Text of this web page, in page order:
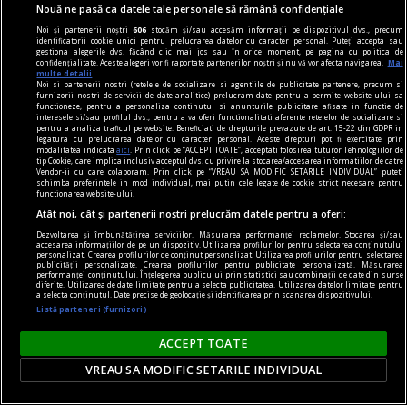
Lech Walesa, din istorie și din prezent
Stocul pare limitat, istoria continuă.
Mihaela SIMINA
prezentul discontinuu
Misterul voiniciei
„Strîmbă-Lemne” nu are, după cum se vede, o
Nouă ne pasă ca datele tale personale să rămână confidențiale
Noi și partenerii noștri606 stocăm și/sau accesăm informații pe dispozitivul dvs., precum
identificatorii cookie unici pentru prelucrarea datelor cu caracter personal. Puteți accepta sau
gestiona alegerile dvs. făcând clic mai jos sau în orice moment, pe pagina cu politica de
confidențialitate. Aceste alegeri vor fi raportate partenerilor noștri și nu vă vor afecta navigarea.
Mai
multe detalii
Noi si partenerii nostri (retelele de socializare si agentiile de publicitate partenere, precum si
furnizorii nostri de servicii de date analitice) prelucram date pentru a permite website-ului sa
functioneze, pentru a personaliza continutul si anunturile publicitare afisate in functie de
interesele si/sau profilul dvs., pentru a va oferi functionalitati aferente retelelor de socializare si
pentru a analiza traficul pe website. Beneficiati de drepturile prevazute de art. 15-22 din GDPR in
legatura cu prelucrarea datelor cu caracter personal. Aceste drepturi pot fi exercitate prin
modalitatea indicataaici
. Prin click pe “ACCEPT TOATE”, acceptati folosirea tuturor Tehnologiilor de
tip Cookie, care implica inclusiv acceptul dvs. cu privire la stocarea/accesarea informatiilor de catre
Vendor-ii cu care colaboram. Prin click pe “VREAU SA MODIFIC SETARILE INDIVIDUAL” puteti
schimba preferintele in mod individual, mai putin cele legate de cookie strict necesare pentru
functionarea website-ului.
Atât noi, cât și partenerii noștri prelucrăm datele pentru a oferi:
Dezvoltarea și îmbunătățirea serviciilor. Măsurarea performanței reclamelor. Stocarea și/sau
accesarea informațiilor de pe un dispozitiv. Utilizarea profilurilor pentru selectarea conținutului
personalizat. Crearea profilurilor de conținut personalizat. Utilizarea profilurilor pentru selectarea
publicității personalizate. Crearea profilurilor pentru publicitate personalizată. Măsurarea
performanței conținutului. Înțelegerea publicului prin statistici sau combinații de date din surse
diferite. Utilizarea de date limitate pentru a selecta publicitatea. Utilizarea datelor limitate pentru
a selecta conținutul. Date precise de geolocație și identificarea prin scanarea dispozitivului.
Listă parteneri (furnizori)
ACCEPT TOATE
VREAU SA MODIFIC SETARILE INDIVIDUAL